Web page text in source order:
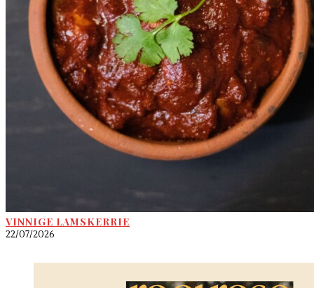
VINNIGE LAMSKERRIE
22/07/2026